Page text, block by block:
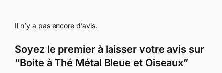
Il n’y a pas encore d’avis.
Soyez le premier à laisser votre avis sur
“Boite à Thé Métal Bleue et Oiseaux”